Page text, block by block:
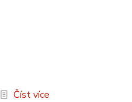
Číst více